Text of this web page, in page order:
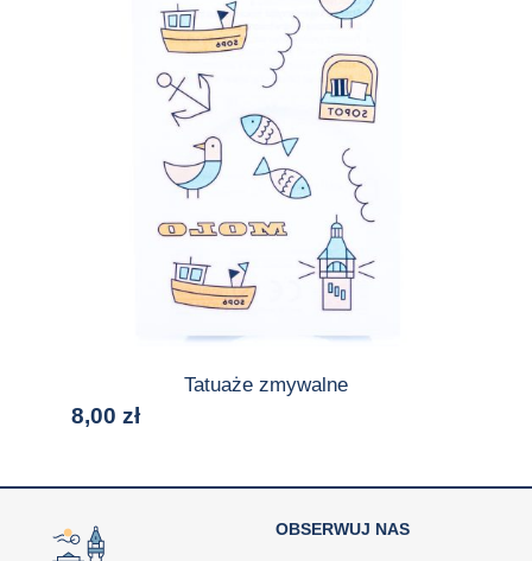
Tatuaże zmywalne
8,00 zł
OBSERWUJ NAS